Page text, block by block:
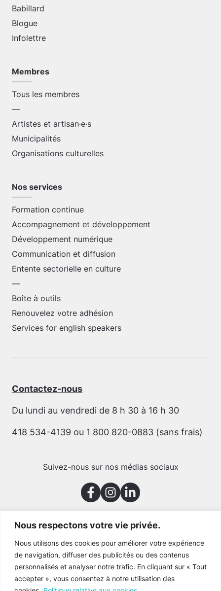
Nous respectons votre vie privée.
Nous utilisons des cookies pour améliorer votre expérience
de navigation, diffuser des publicités ou des contenus
personnalisés et analyser notre trafic. En cliquant sur « Tout
accepter », vous consentez à notre utilisation des
Babillard
Blogue
Infolettre
Membres
Tous les membres
—
Artistes et artisan·e·s
Municipalités
Organisations culturelles
Nos services
Formation continue
Accompagnement et développement
Développement numérique
Communication et diffusion
Entente sectorielle en culture
—
Boîte à outils
Renouvelez votre adhésion
Services for english speakers
Contactez-nous
Du lundi au vendredi de 8 h 30 à 16 h 30
418 534-4139 ou 1 800 820-0883 (sans frais)
Suivez-nous sur nos médias sociaux
Merci à nos partenaires